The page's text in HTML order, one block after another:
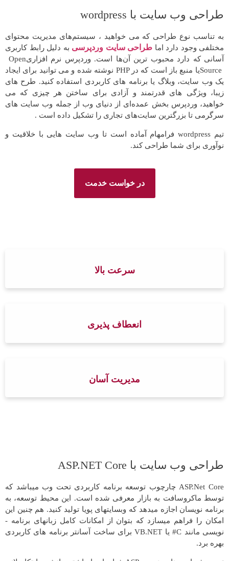
طراحی وب سایت با wordpress
به تناسب نوع طراحی که می خواهید ، سیستمهای مدیریت محتوای
مختلفی وجود دارد اما طراحی سایت وردپرسی به دلیل رابط کاربری
آسانی که دارد محبوب ترین آنها است. وردپرس نرم افزاریOpen
Sourceیا منبع باز است که در PHP نوشته شده و می توانید برای ایجاد
یک وب سایت، وبلاگ یا برنامه های کاربردی استفاده کنید. طرح های
زیبا، ویژگی های قدرتمند و آزادی برای ساختن هر چیزی که می
خواهید، وردپرس بخش عمده ای از دنیای وب از جمله وب سایت های
سرگرمی تا بزرگترین سایتهای تجاری را تشکیل داده است .
تیم wordpress فرامهام آماده است تا وب سایت هایی با خلاقیت و
نوآوری برای شما طراحی کند.
در خواست خدمت
سرعت بالا
انعطاف پذیری
مدیریت آسان
طراحی وب سایت با ASP.NET Core
ASP.Net Core چارچوب توسعه برنامه کاربردی تحت وب می­باشد که
توسط ماکروسافت به بازار معرفی شده است. این محیط توسعه، به
برنامه ­نویسان اجازه می­دهد که وب­سایت­های پویا تولید کنید. هم چنین این
امکان را فراهم می­سازد که بتوان از امکانات کامل زبان­های برنامه ­
نویسی مانند C# یا VB.NET برای ساخت آسان­تر برنامه­ های کاربردی
بهره برد.